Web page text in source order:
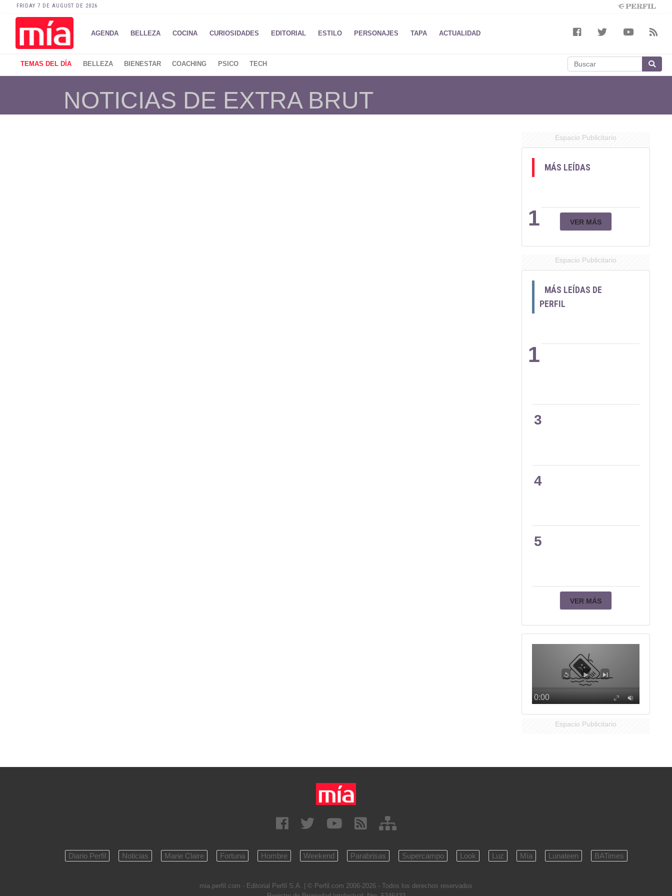
FRIDAY 7 DE AUGUST DE 2026
AGENDA BELLEZA COCINA CURIOSIDADES EDITORIAL ESTILO PERSONAJES TAPA ACTUALIDAD
TEMAS DEL DÍA BELLEZA BIENESTAR COACHING PSICO TECH
NOTICIAS DE EXTRA BRUT
Espacio Publicitario
MÁS LEÍDAS
1 VER MÁS
Espacio Publicitario
MÁS LEÍDAS DE
PERFIL
1
2
3
4
5
VER MÁS
Espacio Publicitario
Diario Perfil Noticias Marie Claire Fortuna Hombre Weekend Parabrisas Supercampo Look Luz Mía Lunateen BATimes
mia.perfil.com - Editorial Perfil S.A.
| © Perfil.com 2006-2026 - Todos los derechos reservados